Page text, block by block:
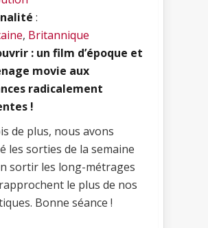
:
, Britannique
: un film d’époque et
movie aux
radicalement
!
de plus, nous avons
les sorties de la semaine
sortir les long-métrages
le plus de nos
Bonne séance !